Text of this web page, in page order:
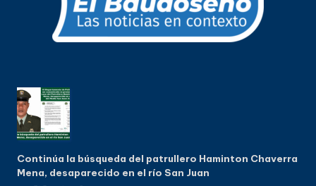
Continúa la búsqueda del patrullero Haminton Chaverra
Mena, desaparecido en el río San Juan